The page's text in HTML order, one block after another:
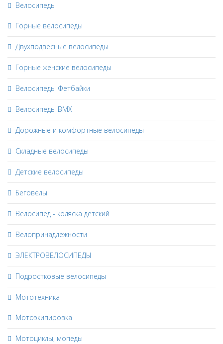
Велосипеды
Горные велосипеды
Двухподвесные велосипеды
Горные женские велосипеды
Велосипеды Фетбайки
Велосипеды BMX
Дорожные и комфортные велосипеды
Складные велосипеды
Детские велосипеды
Беговелы
Велосипед - коляска детский
Велопринадлежности
ЭЛЕКТРОВЕЛОСИПЕДЫ
Подростковые велосипеды
Мототехника
Мотоэкипировка
Мотоциклы, мопеды